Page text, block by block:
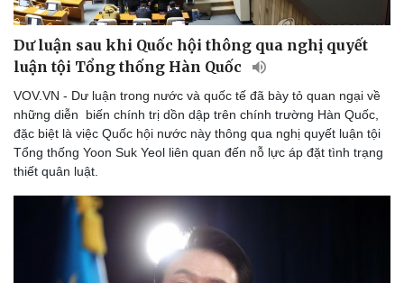
Thông tin doanh nghiệp
Doanh nghiệp 24h
Doanh nhân
Vì cộng đồng
Sành điệu
Tin Công nghệ
Trải nghiệm
Dư luận sau khi Quốc hội thông qua nghị quyết
luận tội Tổng thống Hàn Quốc
VOV.VN - Dư luận trong nước và quốc tế đã bày tỏ quan ngại về
những diễn biến chính trị dồn dập trên chính trường Hàn Quốc,
đặc biệt là việc Quốc hội nước này thông qua nghị quyết luận tội
Tổng thống Yoon Suk Yeol liên quan đến nỗ lực áp đặt tình trạng
thiết quân luật.